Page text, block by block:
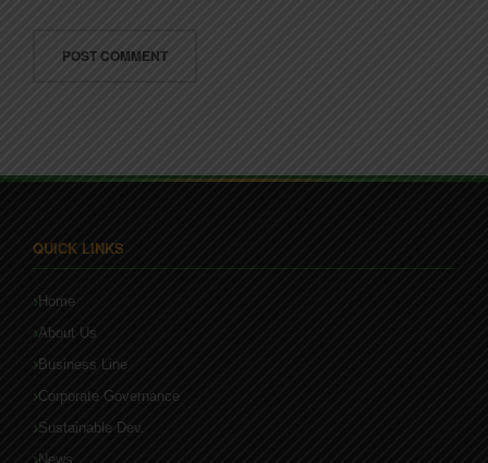
QUICK LINKS
Home
About Us
Business Line
Corporate Governance
Sustainable Dev.
News